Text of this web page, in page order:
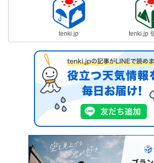
tenki.jp tenki.jp